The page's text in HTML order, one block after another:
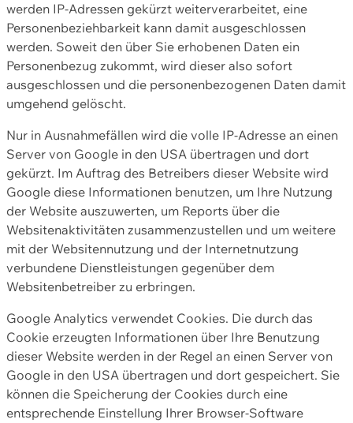
werden IP-Adressen gekürzt weiterverarbeitet, eine
Personenbeziehbarkeit kann damit ausgeschlossen
werden. Soweit den über Sie erhobenen Daten ein
Personenbezug zukommt, wird dieser also sofort
ausgeschlossen und die personenbezogenen Daten damit
umgehend gelöscht.
Nur in Ausnahmefällen wird die volle IP-Adresse an einen
Server von Google in den USA übertragen und dort
gekürzt. Im Auftrag des Betreibers dieser Website wird
Google diese Informationen benutzen, um Ihre Nutzung
der Website auszuwerten, um Reports über die
Websitenaktivitäten zusammenzustellen und um weitere
mit der Websitennutzung und der Internetnutzung
verbundene Dienstleistungen gegenüber dem
Websitenbetreiber zu erbringen.
Google Analytics verwendet Cookies. Die durch das
Cookie erzeugten Informationen über Ihre Benutzung
dieser Website werden in der Regel an einen Server von
Google in den USA übertragen und dort gespeichert. Sie
können die Speicherung der Cookies durch eine
entsprechende Einstellung Ihrer Browser-Software